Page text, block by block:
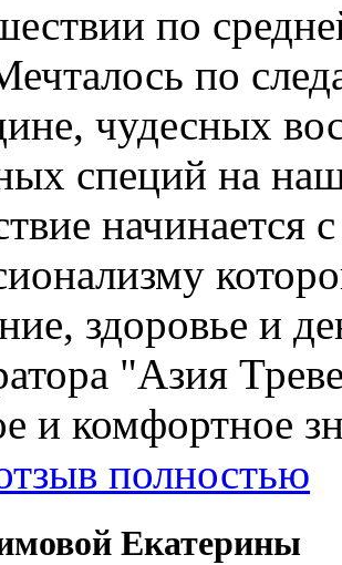
по
по
чудесных
специй на
здоровье и
"Азия
и комфортное
полностью
Екатерины